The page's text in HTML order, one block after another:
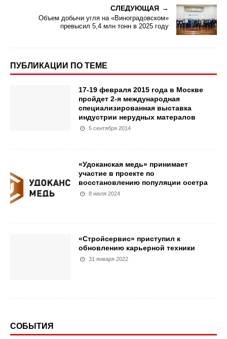
СЛЕДУЮЩАЯ
Объем добычи угля на «Виноградовском»
превысил 5,4 млн тонн в 2025 году
ПУБЛИКАЦИИ ПО ТЕМЕ
17-19 февраля 2015 года в Москве
пройдет 2-я международная
специализированная выставка
индустрии нерудных матералов
5 сентября 2014
«Удоканская медь» принимает
участие в проекте по
восстановлению популяции осетра
8 июля 2024
«Стройсервис» приступил к
обновлению карьерной техники
31 января 2022
СОБЫТИЯ